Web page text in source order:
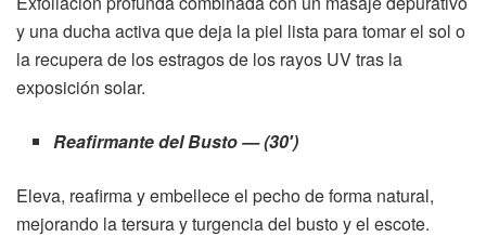
y una ducha activa que deja la piel lista para tomar el sol o
la recupera de los estragos de los rayos UV tras la
exposición solar.
Reafirmante del Busto — (30′)
Eleva, reafirma y embellece el pecho de forma natural,
mejorando la tersura y turgencia del busto y el escote.